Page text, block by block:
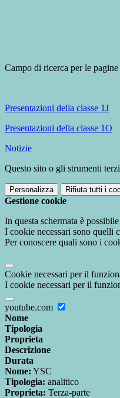
Campo di ricerca per le
Presentazioni della classe 1J
Presentazioni della classe 1O
Notizie
Questo sito o gli strumenti
Personalizza Rifiuta tutti i
Gestione cookie
In questa schermata è
I cookie necessari sono quelli
Per conoscere quali sono i
Cookie necessari per il
I cookie necessari per il
youtube.com
Nome
Tipologia
Proprieta
Descrizione
Durata
Nome: YSC
Tipologia: analitico
Proprieta: Terza-parte